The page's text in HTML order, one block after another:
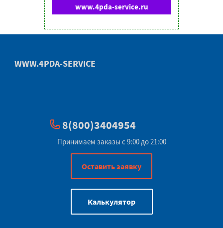
www.4pda-service.ru
WWW.4PDA-SERVICE
8(800)3404954
Принимаем заказы с 9:00 до 21:00
Оставить заявку
Калькулятор